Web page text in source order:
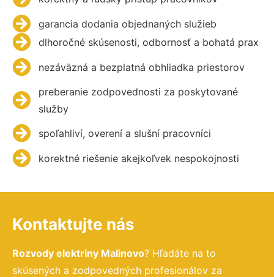
garancia dodania objednaných služieb
dlhoročné skúsenosti, odbornosť a bohatá prax
nezáväzná a bezplatná obhliadka priestorov
preberanie zodpovednosti za poskytované
služby
spoľahliví, overení a slušní pracovníci
korektné riešenie akejkoľvek nespokojnosti
Kontaktujte nás
Rozvody elektriny Malinovo? Hľadáte na to
skúsených a zodpovedných profesionálov za